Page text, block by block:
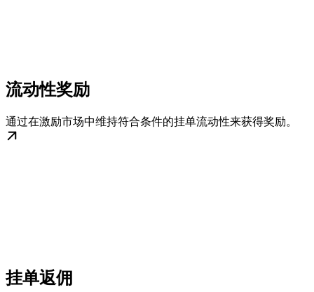
流动性奖励
通过在激励市场中维持符合条件的挂单流动性来获得奖励。
挂单返佣